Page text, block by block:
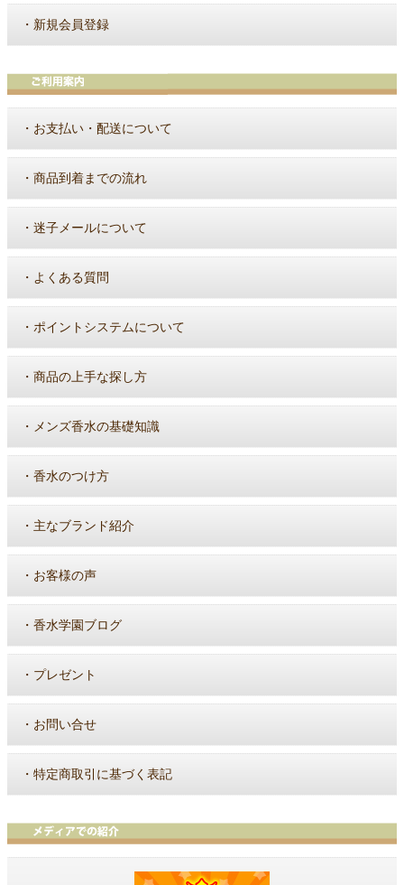
・ 新規会員登録
・ お支払い・配送について
・ 商品到着までの流れ
・ 迷子メールについて
・ よくある質問
・ ポイントシステムについて
・ 商品の上手な探し方
・ メンズ香水の基礎知識
・ 香水のつけ方
・ 主なブランド紹介
・ お客様の声
・ 香水学園ブログ
・ プレゼント
・ お問い合せ
・ 特定商取引に基づく表記